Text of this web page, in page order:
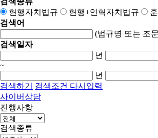
현행자치법규
현행+연혁자치법규
검색어
(법규명 또는 조
검색일자
년
~
년
검색하기
검색조건 다시입력
사이버상담
진행사항
검색종류